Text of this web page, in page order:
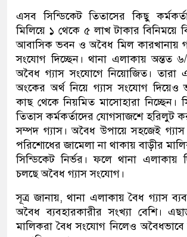
এসব সিন্ডিকেট তিতাসের কিছু
মিলিয়ে ১ থেকে ৫ লাখ টাকার বিনিময়ে
আবাসিক ভবন ও অবৈধ মিল কারখানায়
সংযোগ দিচ্ছেন। থানা এলাকায় অন্তত
অবৈধ গ্যাস সংযোগে নিয়োজিত। তারা
অংকের অর্থ নিয়ে গ্যাস সংযোগ দিয়েও
কাছ থেকে নিয়মিত মাসোহারা নিচ্ছেন।
তিতাস কর্মকর্তাদের যোগসাজশে হরিলুট
সম্পদ গ্যাস। অবৈধ উপায়ে সহজেই
পরিশোধের জামেলা না থাকায় বাড়ীর
সিন্ডিকেট নির্ভর। ফলে থানা এলাকায়
চলছে অবৈধ গ্যাস সংযোগ।
সূত্র জানায়, থানা এলাকায় বৈধ গ্যাস
অবৈধ ব্যবহারকারীর সংখ্যা বেশি।
মালিকরা বৈধ সংযোগ নিলেও